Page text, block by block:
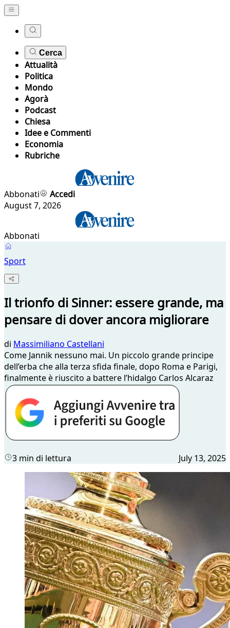
Cerca
Attualità
Politica
Mondo
Agorà
Podcast
Chiesa
Idee e Commenti
Economia
Rubriche
Abbonati
Accedi
August 7, 2026
Abbonati
Sport
Il trionfo di Sinner: essere grande, ma
pensare di dover ancora migliorare
di Massimiliano Castellani
Come Jannik nessuno mai. Un piccolo grande principe
dell’erba che alla terza sfida finale, dopo Roma e Parigi,
finalmente è riuscito a battere l’hidalgo Carlos Alcaraz
3 min di lettura July 13, 2025